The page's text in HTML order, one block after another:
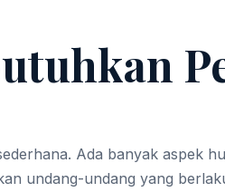
Ada banyak aspek
undang-undang yang